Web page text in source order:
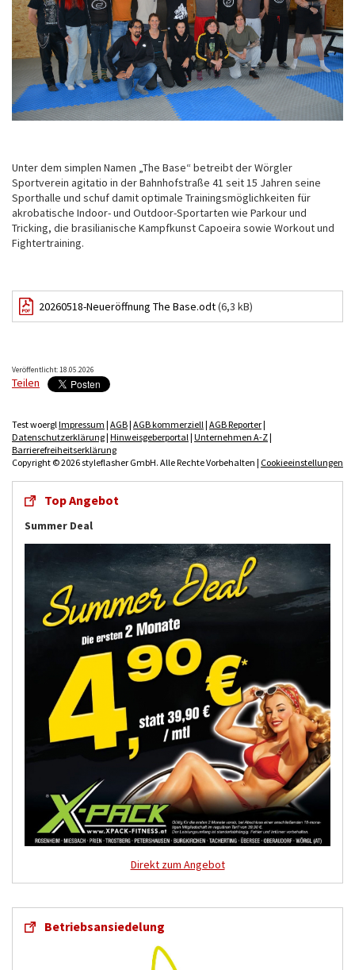
Unter dem simplen Namen „The Base“ betreibt der Wörgler
Sportverein agitatio in der Bahnhofstraße 41 seit 15 Jahren seine
Sporthalle und schuf damit optimale Trainingsmöglichkeiten für
akrobatische Indoor- und Outdoor-Sportarten wie Parkour und
Tricking, die brasilianische Kampfkunst Capoeira sowie Workout und
Fightertraining.
20260518-Neueröffnung The Base.odt(6,3 kB)
Veröffentlicht: 18.05.2026
Teilen
Test woerglImpressum | AGB| AGB kommerziell| AGB Reporter|
Datenschutzerklärung| Hinweisgeberportal| Unternehmen A-Z|
Barrierefreiheitserklärung
Copyright © 2026 styleflasher GmbH. Alle Rechte Vorbehalten | Cookieeinstellungen
Top Angebot
Summer Deal
Direkt zum Angebot
Betriebsansiedelung